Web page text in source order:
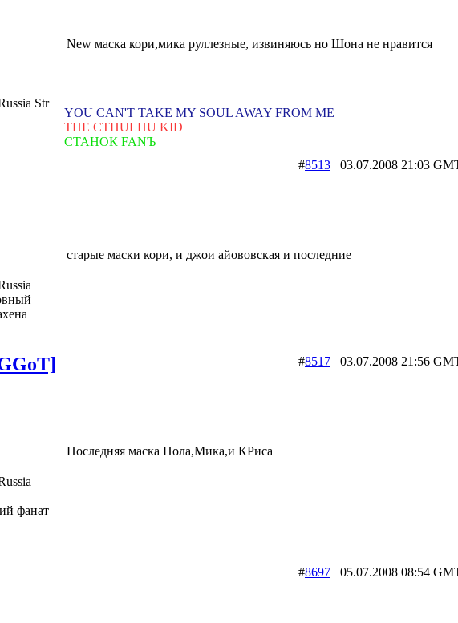
Str
New маска кори,мика руллезные, извиняюсь но Шона не нравится
YOU CAN'T TAKE MY SOUL AWAY FROM ME
THE CTHULHU KID
СТАНОК FANЪ
#8513 03.07.2008 21:03
старые маски кори, и джои айововская и последние
фанат
#8517 03.07.2008 21:56
Последняя маска Пола,Мика,и КРиса
#8697 05.07.2008 08:54